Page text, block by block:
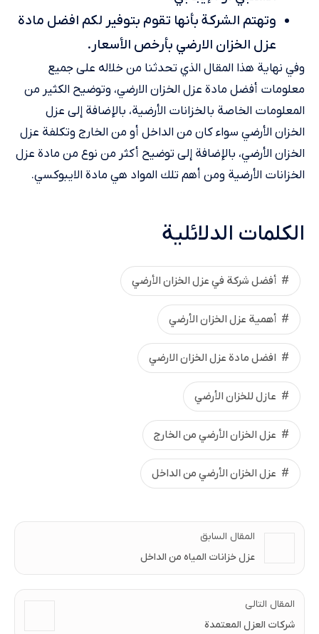
وتهتم الشركة بأنها تقوم بتوفير لكم افضل مادة
عزل الخزان الارضي بأرخص الأسعار.
وفي نهاية هذا المقال الذي تحدثنا من خلاله على جميع
معلومات أفضل مادة عزل الخزان الارضي، وتوضيح الكثير من
المعلومات الخاصة بالخزانات الأرضية، بالإضافة إلى عزل
الخزان الأرضي سواء كان من الداخل أو من الخارج وتكلفة عزل
الخزان الأرضي، بالإضافة إلى توضيح أكثر من نوع من مادة عزل
الخزانات الأرضية ومن أهم تلك المواد هي مادة الايبوكسي.
الكلمات الدلائلية
أفضل شركة في عزل الخزان الأرضي
أهمية عزل الخزان الأرضي
افضل مادة عزل الخزان الارضي
عازل للخزان الأرضي
عزل الخزان الأرضي من الخارج
عزل الخزان الأرضي من الداخل
المقال السابق
عزل خزانات المياه من الداخل
المقال التالى
شركات العزل المعتمدة